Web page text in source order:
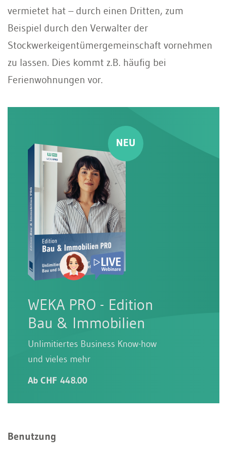
vermietet hat – durch einen Dritten, zum
Beispiel durch den Verwalter der
Stockwerkeigentümergemeinschaft vornehmen
zu lassen. Dies kommt z.B. häufig bei
Ferienwohnungen vor.
WEKA PRO - Edition
Bau & Immobilien
Unlimitiertes Business Know-how
und vieles mehr
Ab CHF 448.00
Benutzung